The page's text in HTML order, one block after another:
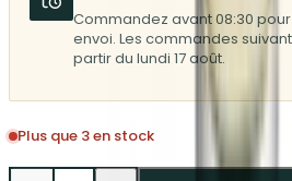
Commandez avant 08:30
envoi. Les commandes
partir du lundi 17 août.
Plus que 3 en stock